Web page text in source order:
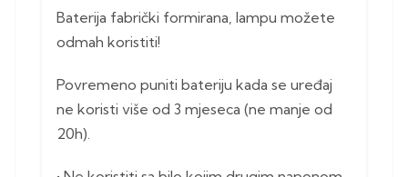
Baterija fabrički formirana, lampu možete
odmah koristiti!
Povremeno puniti bateriju kada se uređaj
ne koristi više od 3 mjeseca (ne manje od
20h).